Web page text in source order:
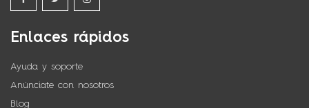
Enlaces rápidos
Ayuda y soporte
Anúnciate con nosotros
Blog